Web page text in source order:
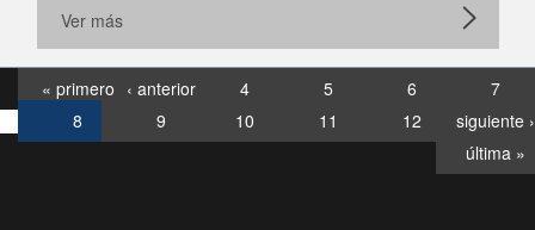
Ver más
« primero ‹ anterior 4 5 6
7
8
9 10 11 12
siguiente ›
última »